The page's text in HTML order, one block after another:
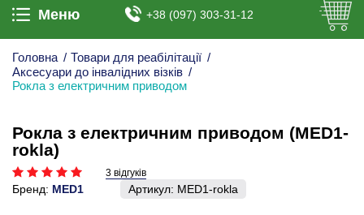
Меню +38 (097) 303-31-12
Головна / Товари для реабілітації /
Аксесуари до інвалідних візків /
Рокла з електричним приводом
Рокла з електричним приводом (MED1-
rokla)
3 відгуків
Бренд: MED1 Артикул: MED1-rokla